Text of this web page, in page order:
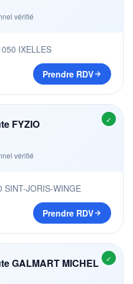
vérifié
IXELLES
Prendre RDV
✓
FYZIO
vérifié
SINT-JORIS-WINGE
Prendre RDV
✓
GALMART MICHEL